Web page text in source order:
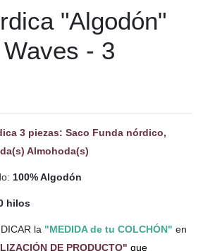
"Algodón"
- 3
3 piezas: Saco Funda nórdico,
Almohoda(s)
100% Algodón
hilos
la "MEDIDA de tu COLCHÓN" en
DE PRODUCTO" que